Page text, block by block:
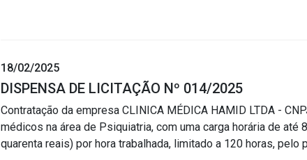
18/02/2025
DISPENSA DE LICITAÇÃO Nº 014/2025
Contratação da empresa CLINICA MÉDICA HAMID LTDA -
médicos na área de Psiquiatria, com uma carga horária de
quarenta reais) por hora trabalhada, limitado a 120 horas, pelo